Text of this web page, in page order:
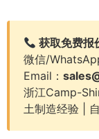
获取免费报
微信/
Email：
浙江Camp-
土制造经验 |